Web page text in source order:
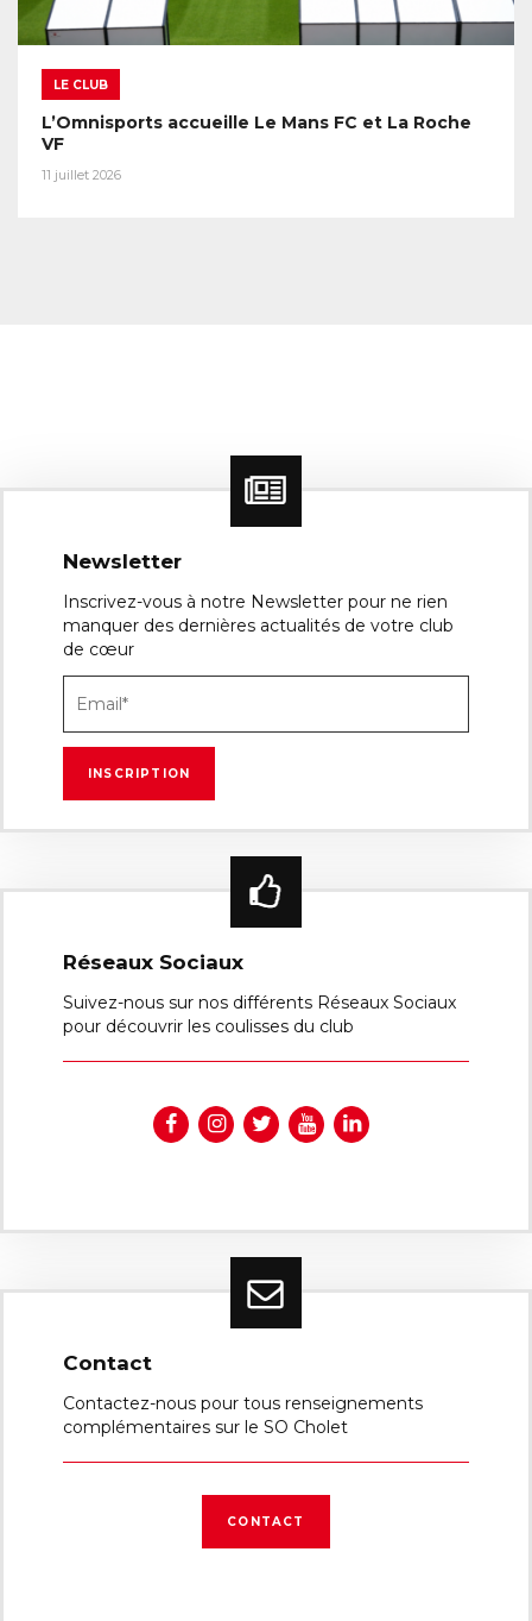
LE CLUB
L’Omnisports accueille Le Mans FC et La Roche
VF
11 juillet 2026
Newsletter
Inscrivez-vous à notre Newsletter pour ne rien
manquer des dernières actualités de votre club
de cœur
Réseaux Sociaux
Suivez-nous sur nos différents Réseaux Sociaux
pour découvrir les coulisses du club
Contact
Contactez-nous pour tous renseignements
complémentaires sur le SO Cholet
CONTACT